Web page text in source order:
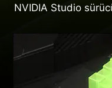
NVIDIA Studio